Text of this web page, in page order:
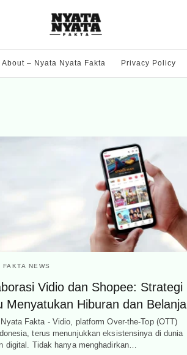
About – Nyata Nyata Fakta Privacy Policy
FAKTA NEWS
Vidio dan Shopee: Strategi
Menyatukan Hiburan dan Belanja
Nyata Fakta - Vidio, platform Over-the-Top (OTT)
terus menunjukkan eksistensinya di dunia
digital. Tidak hanya menghadirkan…